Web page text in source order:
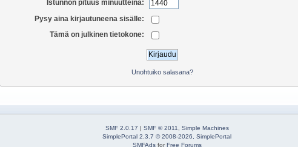
Istunnon pituus minuutteina:
Pysy aina kirjautuneena sisälle:
Tämä on julkinen tietokone:
Unohtuiko salasana?
SMF 2.0.17 | SMF © 2011
Simple Machines
SimplePortal 2.3.7 © 2008-2026, SimplePortal
SMFAdsforFree Forums